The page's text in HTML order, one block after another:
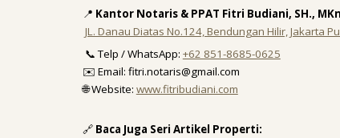
📍 Kantor Notaris & PPAT Fitri Budiani, SH.,
JL. Danau Diatas No.124, Bendungan Hilir, Jakarta
📞 Telp / WhatsApp: +62 851-8685-0625
✉️ Email: fitri.notaris@gmail.com
🌐 Website: www.fitribudiani.com
🔗 Baca Juga Seri Artikel Properti: